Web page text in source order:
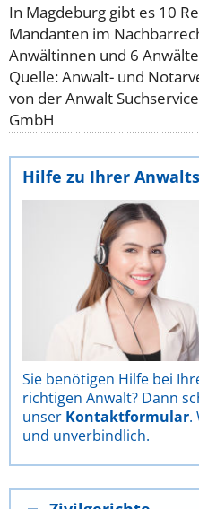
In Magdeburg gibt es 10
Mandanten im
Anwältinnen und 6
Quelle: Anwalt- und
von der Anwalt
GmbH
Hilfe zu Ihrer
Sie benötigen Hilfe bei
richtigen Anwalt? Dann
unser Kontaktformular.
und unverbindlich.